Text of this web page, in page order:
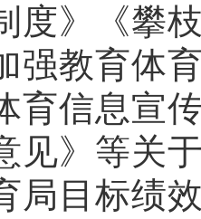
度》《攀
强教育体
育信息宣
见》等关
局目标绩